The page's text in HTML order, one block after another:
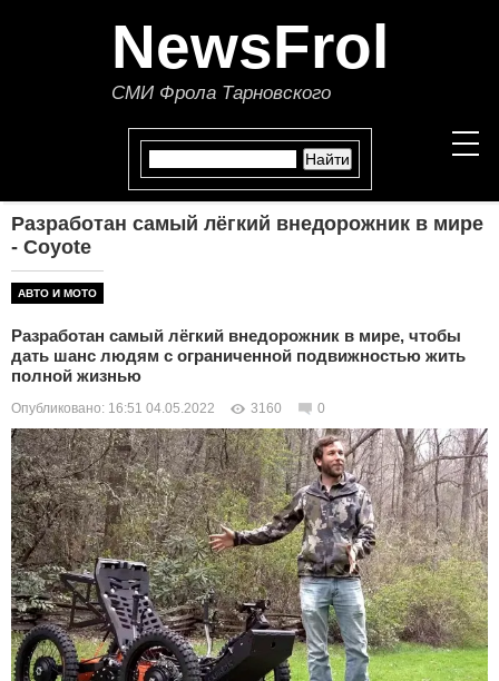
NewsFrol
СМИ Фрола Тарновского
ПОЛИТИКА
В МИРЕ
ОБЩЕСТВО
КУЛЬТУРА
НАУКА
СПОРТ
Разработан самый лёгкий внедорожник в мире
- Coyote
АВТО И МОТО
Разработан самый лёгкий внедорожник в мире, чтобы
дать шанс людям с ограниченной подвижностью жить
полной жизнью
Опубликовано: 16:51 04.05.2022 3160 0